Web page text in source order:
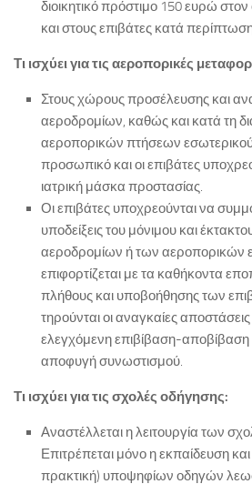
διοικητικό πρόστιμο 150 ευρώ
και στους επιβάτες κατά
Τι ισχύει για τις αεροπορικές
Στους χώρους προσέλευσης και
αεροδρομίων, καθώς και κατά τη
αεροπορικών πτήσεων εσωτερικού
προσωπικό και οι επιβάτες
ιατρική μάσκα προστασίας.
Οι επιβάτες υποχρεούνται να
υποδείξεις του μόνιμου και
αεροδρομίων ή των αεροπορικών
επιφορτίζεται με τα καθήκοντα
πλήθους και υποβοήθησης των
τηρούνται οι αναγκαίες
ελεγχόμενη επιβίβαση-
αποφυγή συνωστισμού.
Τι ισχύει για τις σχολές οδήγησης:
Αναστέλλεται η λειτουργία των
Επιτρέπεται μόνο η εκπαίδευση
πρακτική) υποψηφίων οδηγών